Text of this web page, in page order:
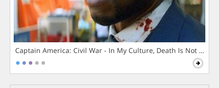
Captain America: Civil War - In My Culture, Death Is Not The